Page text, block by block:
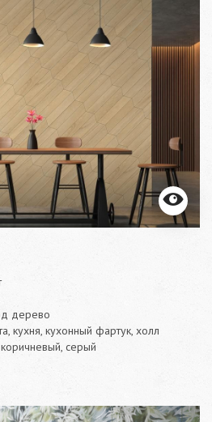
дерево
кухня, кухонный фартук, холл
серый